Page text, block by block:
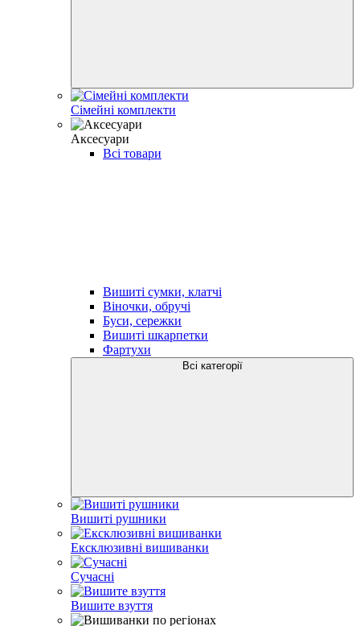
Сімейні комплекти
Аксесуари
Всі товари
Вишиті сумки, клатчі
Віночки, обручі
Буси, сережки
Вишиті шкарпетки
Фартухи
Всі категорії
Вишиті рушники
Ексклюзивні вишиванки
Сучасні
Вишите взуття